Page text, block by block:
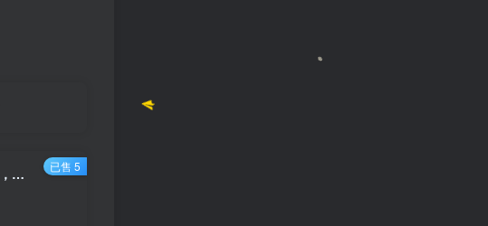
搞笑视频升级玩法，简单混剪，轻松涨粉，小白也能上手，日入1000+教程+素材 已售 5